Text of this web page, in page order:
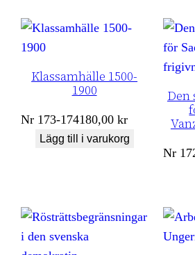
Klassamhälle 1500-
1900
Nr 173-174180,00kr
Lägg till i varukorg
Den
Nr